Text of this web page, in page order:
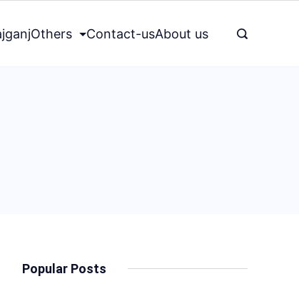
Others Contact-usAbout us
Popular Posts